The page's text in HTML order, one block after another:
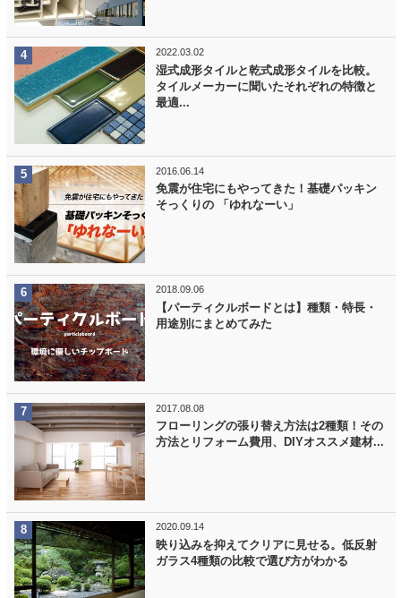
2022.03.02
湿式成形タイルと乾式成形タイルを比較。
タイルメーカーに聞いたそれぞれの特徴と
最適...
2016.06.14
免震が住宅にもやってきた！基礎パッキン
そっくりの 「ゆれなーい」
2018.09.06
【パーティクルボードとは】種類・特長・
用途別にまとめてみた
2017.08.08
フローリングの張り替え方法は2種類！その
方法とリフォーム費用、DIYオススメ建材...
2020.09.14
映り込みを抑えてクリアに見せる。低反射
ガラス4種類の比較で選び方がわかる